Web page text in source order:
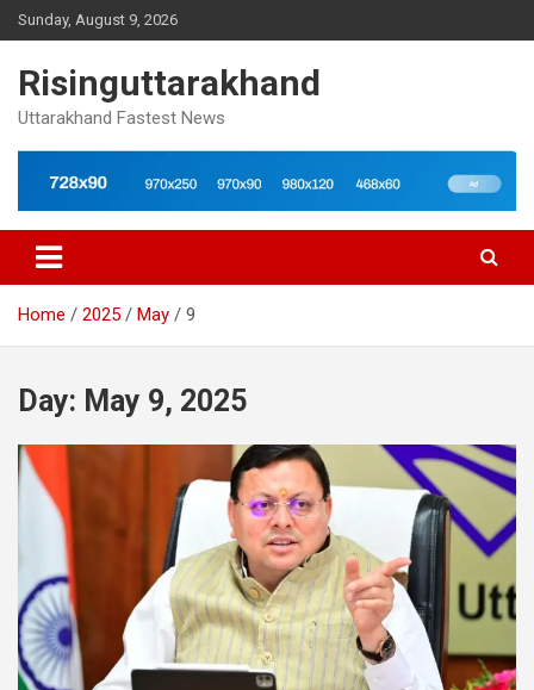
Skip
to
Sunday, August 9, 2026
Risinguttarakhand
Uttarakhand Fastest News
Home 2025 May 9
Day: May 9, 2025